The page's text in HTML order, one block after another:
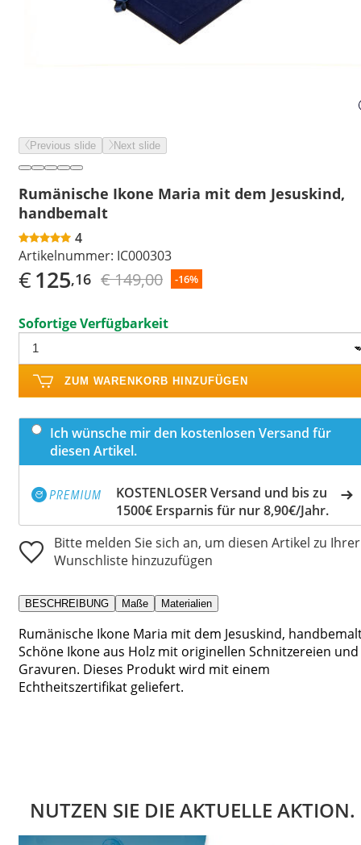
Previous slide Next slide
Rumänische Ikone Maria mit dem Jesuskind,
handbemalt
4
Artikelnummer: IC000303
€125,16 € 149,00 -16%
Sofortige Verfügbarkeit
ZUM WARENKORB HINZUFÜGEN
Ich wünsche mir den kostenlosen Versand für
diesen Artikel.
KOSTENLOSER Versand und bis zu
1500€ Ersparnis für nur 8,90€/Jahr.
Bitte melden Sie sich an, um diesen Artikel zu Ihrer
Wunschliste hinzuzufügen
BESCHREIBUNG Maße Materialien
Rumänische Ikone Maria mit dem Jesuskind,
Schöne Ikone aus Holz mit originellen Schnitzereien und
Gravuren. Dieses Produkt wird mit einem
Echtheitszertifikat geliefert.
NUTZEN SIE DIE AKTUELLE AKTION.